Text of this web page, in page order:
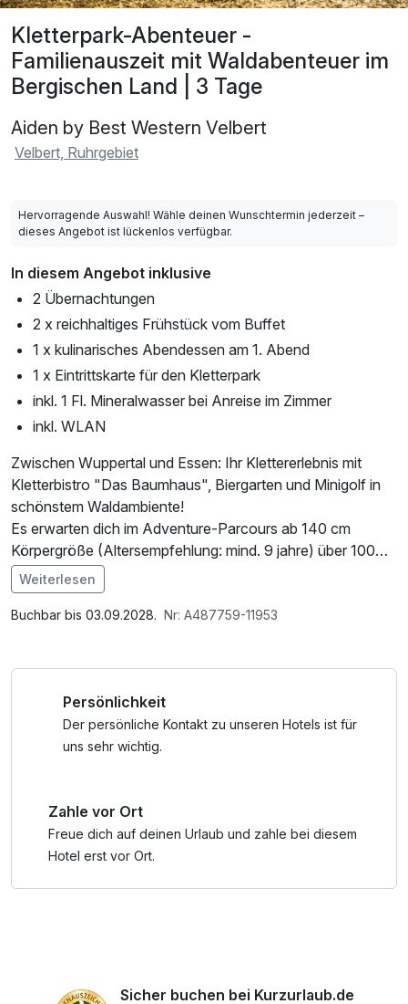
Kletterpark-Abenteuer -
Familienauszeit mit Waldabenteuer im
Bergischen Land | 3 Tage
Aiden by Best Western Velbert
Velbert, Ruhrgebiet
Hervorragende Auswahl! Wähle deinen Wunschtermin jederzeit –
dieses Angebot ist lückenlos verfügbar.
In diesem Angebot inklusive
2 Übernachtungen
2 x reichhaltiges Frühstück vom Buffet
1 x kulinarisches Abendessen am 1. Abend
1 x Eintrittskarte für den Kletterpark
inkl. 1 Fl. Mineralwasser bei Anreise im Zimmer
inkl. WLAN
Zwischen Wuppertal und Essen: Ihr Klettererlebnis mit
Kletterbistro "Das Baumhaus", Biergarten und Minigolf in
schönstem Waldambiente!
Es erwarten dich im Adventure-Parcours ab 140 cm
Körpergröße (Altersempfehlung: mind. 9 jahre) über 100
Kletterelemente, Seilrutschen, Tarzansprünge,
Todesschleuder, Banana-Jump, Kletterlabyrinth und
Xtremparcours. Kinder-Parcours ab 105 cm.
mini golf in a beautiful forest setting!
Over 100 climbing elements, zip lines, Tarzan jumps, a
death sling, banana jumps, a climbing labyrinth, and an
years). A children's course is available for children over
105 cm tall.
Im Angebot enthalten
1 Flasche Mineralwasser, W-LAN Nutzung /
Weiterlesen
Buchbar bis 03.09.2028. Nr: A487759-11953
Persönlichkeit
Der persönliche Kontakt zu unseren Hotels ist für
uns sehr wichtig.
Zahle vor Ort
Freue dich auf deinen Urlaub und zahle bei diesem
Hotel erst vor Ort.
Sicher buchen bei Kurzurlaub.de